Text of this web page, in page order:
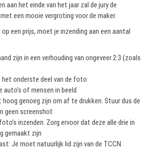
aan het einde van het jaar zal de jury de
een mooie vergroting voor de maker.
een prijs, moet je inzending aan een aantal
zijn in een verhouding van ongeveer 2:3 (zoals
het onderste deel van de foto
auto’s of mensen in beeld
genoeg zijn om af te drukken. Stuur dus de
geen screenshot
inzenden. Zorg ervoor dat deze alle drie in
gemaakt zijn
Je moet natuurlijk lid zijn van de TCCN